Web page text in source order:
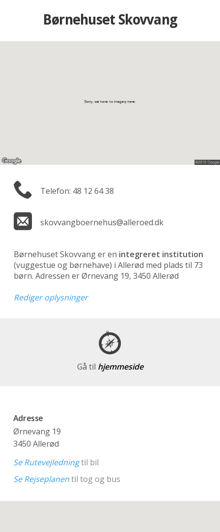
Børnehuset Skovvang
Telefon: 48 12 64 38
skovvangboernehus@alleroed.dk
Børnehuset Skovvang er en integreret institution
(vuggestue og børnehave) i Allerød med plads til 73
børn. Adressen er Ørnevang 19, 3450 Allerød
Rediger oplysninger
Gå til hjemmeside
Adresse
Ørnevang 19
3450 Allerød
Se Rutevejledningtil bil
Se Rejseplanentil tog og bus